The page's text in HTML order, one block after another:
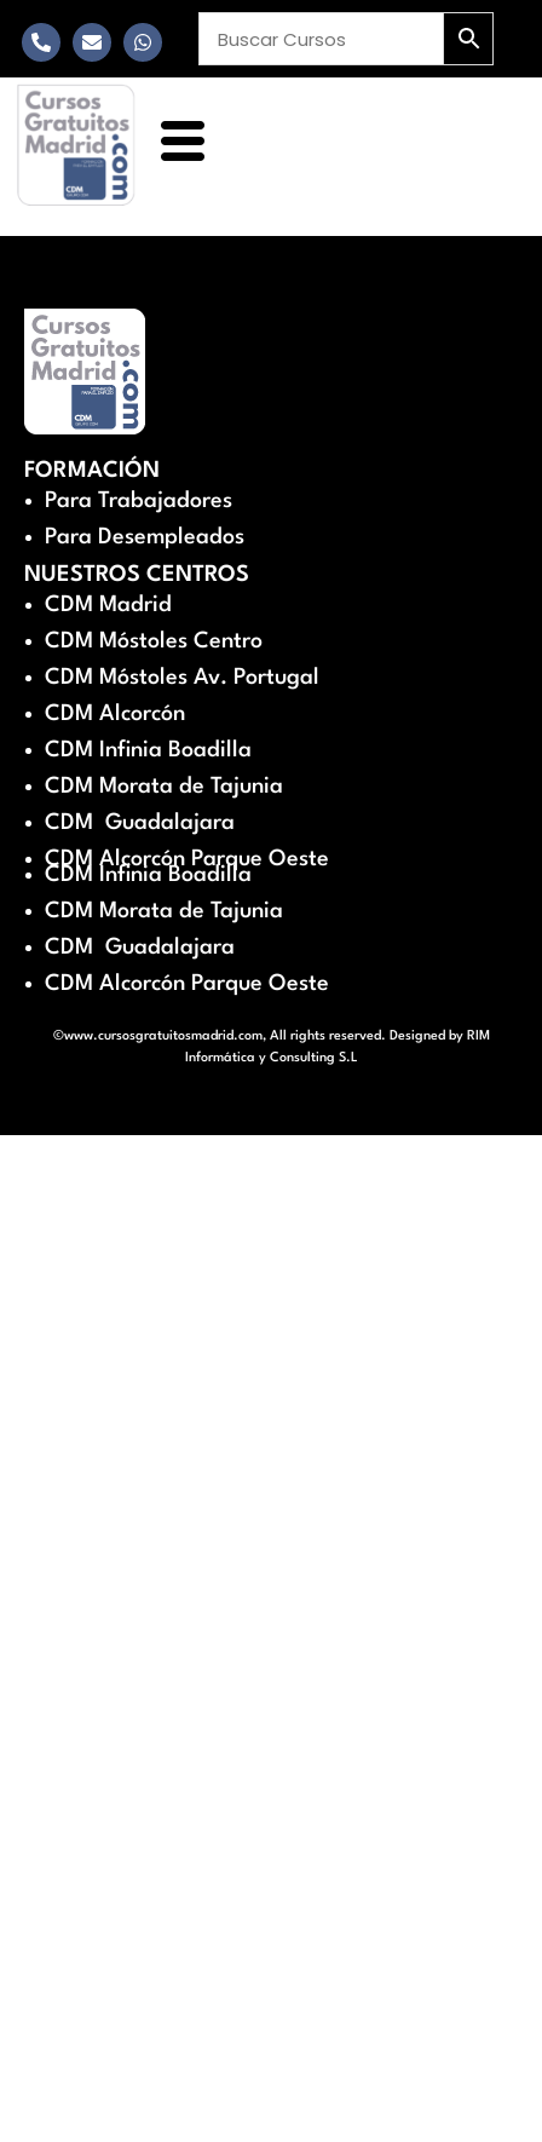
FORMACIÓN
Para Trabajadores
Para Desempleados
NUESTROS CENTROS
CDM Madrid
CDM Móstoles Centro
CDM Móstoles Av. Portugal
CDM Alcorcón
CDM Infinia Boadilla
CDM Morata de Tajunia
CDM Guadalajara
CDM Alcorcón Parque Oeste
CDM Infinia Boadilla
CDM Morata de Tajunia
CDM Guadalajara
CDM Alcorcón Parque Oeste
©www.cursosgratuitosmadrid.com, All rights reserved. Designed by RIM
Informática y Consulting S.L